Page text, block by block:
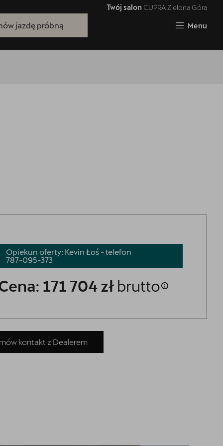
Twój salon CUPRA Zielona Góra
jazdę próbną Menu
Zamknij
Opiekun oferty: Kevin Łoś - telefon
787-095-373
171 704 zł brutto
kontakt z Dealerem